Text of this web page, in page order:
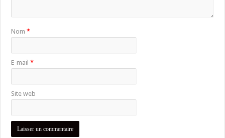
Nom*
E-mail*
Site web